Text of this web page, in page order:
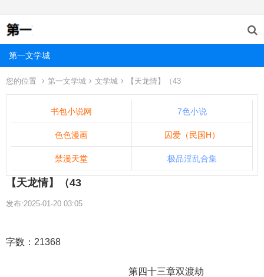
第一文学城
您的位置 第一文学城 文学城 【天龙情】（43
书包小说网 7色小说
色色漫画 囚爱（民国H）
禁漫天堂 极品淫乱合集
【天龙情】（43
发布:2025-01-20 03:05
字数：21368
第四十三章双渡劫